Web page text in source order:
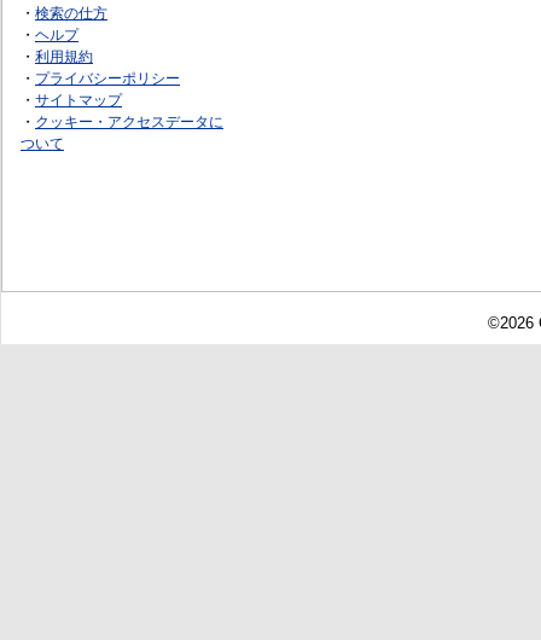
・ 検索の仕方
・ ヘルプ
・ 利用規約
・ プライバシーポリシー
・ サイトマップ
・ クッキー・アクセスデータに
ついて
©2026